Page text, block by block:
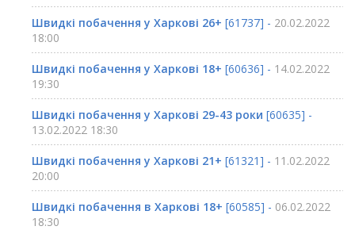
Швидкі побачення у Харкові 26+ [61737] - 20.02.2022
18:00
Швидкі побачення у Харкові 18+ [60636] - 14.02.2022
19:30
Швидкі побачення у Харкові 29-43 роки [60635] -
13.02.2022 18:30
Швидкі побачення у Харкові 21+ [61321] - 11.02.2022
20:00
Швидкі побачення в Харкові 18+ [60585] - 06.02.2022
18:30